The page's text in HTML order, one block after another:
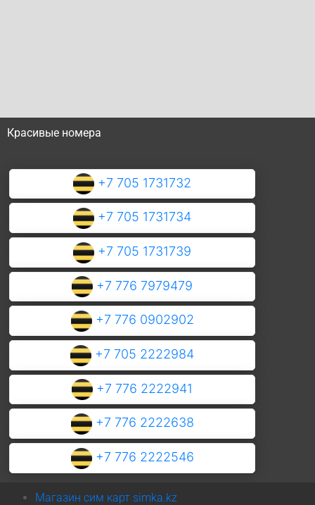
Красивые номера
+7 705 1731732
+7 705 1731734
+7 705 1731739
+7 776 7979479
+7 776 0902902
+7 705 2222984
+7 776 2222941
+7 776 2222638
+7 776 2222546
Магазин сим карт simka.kz